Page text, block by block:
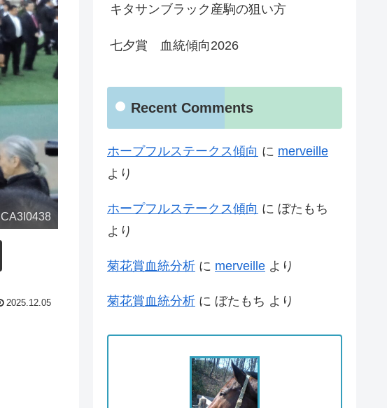
CA3I0438
2025.12.05
キタサンブラック産駒の狙い方
七夕賞 血統傾向2026
Recent Comments
ホープフルステークス傾向 に merveille
より
ホープフルステークス傾向 に ぼたもち
より
菊花賞血統分析 に merveille より
菊花賞血統分析 に ぼたもち より